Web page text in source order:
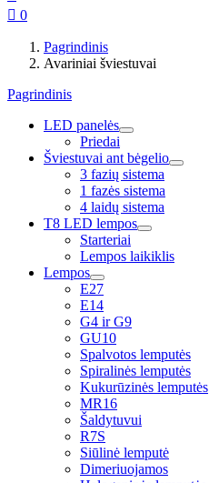
 0
Pagrindinis
Avariniai šviestuvai
Pagrindinis
LED panelės
Priedai
Šviestuvai ant bėgelio
3 fazių sistema
1 fazės sistema
4 laidų sistema
T8 LED lempos
Starteriai
Lempos laikiklis
Lempos
E27
E14
G4 ir G9
GU10
Spalvotos lemputės
Spiralinės lemputės
Kukurūzinės lemputės
MR16
Šaldytuvui
R7S
Siūlinė lemputė
Dimeriuojamos